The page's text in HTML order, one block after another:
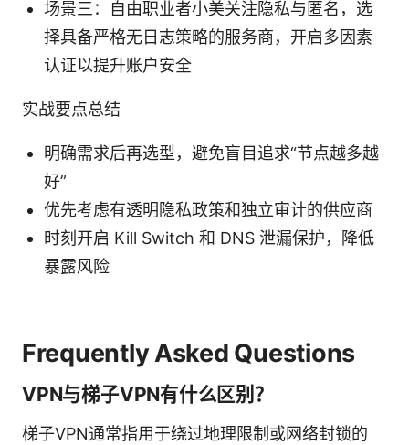
场景三：自由职业者小美关注隐私与匿名，选
择具备严格无日志策略的服务商，开启多因素
认证以提升账户安全
实战要点总结
明确需求后再选型，避免盲目追求“节点越多越
好”
优先考虑有透明隐私政策和独立审计的供应商
时刻开启 Kill Switch 和 DNS 泄漏保护，降低
暴露风险
Frequently Asked Questions
VPN与梯子VPN有什么区别？
梯子VPN通常指用于绕过地理限制或网络封锁的